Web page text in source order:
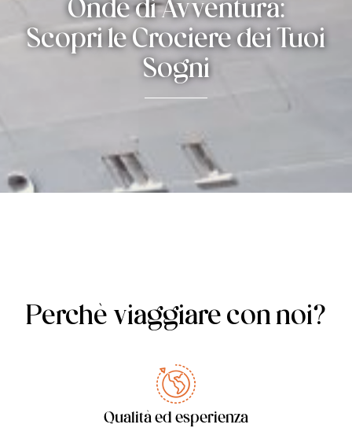
Onde di Avventura:
Scopri le Crociere dei Tuoi
Sogni
Perchè viaggiare con noi?
Qualità ed esperienza